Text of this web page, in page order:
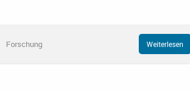
Forschung Weiterlesen